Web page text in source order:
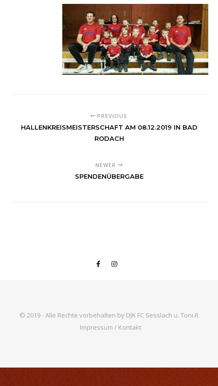
PREVIOUS
HALLENKREISMEISTERSCHAFT AM 08.12.2019 IN BAD
RODACH
NEWER
SPENDENÜBERGABE
© 2019 - Alle Rechte vorbehalten by DJK FC Sesslach u. Toni.R
Impressum / Kontakt